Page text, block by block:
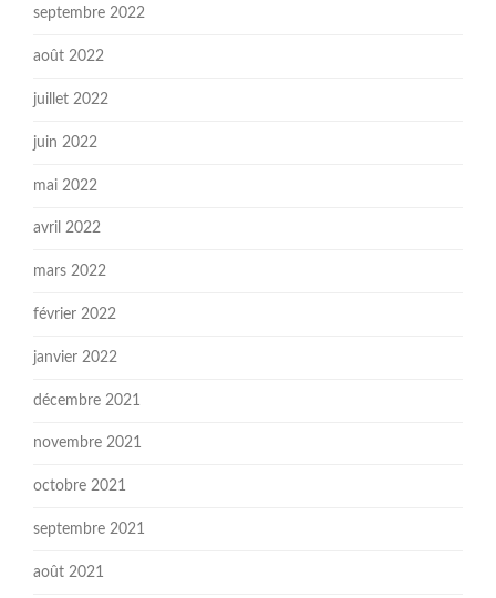
septembre 2022
août 2022
juillet 2022
juin 2022
mai 2022
avril 2022
mars 2022
février 2022
janvier 2022
décembre 2021
novembre 2021
octobre 2021
septembre 2021
août 2021